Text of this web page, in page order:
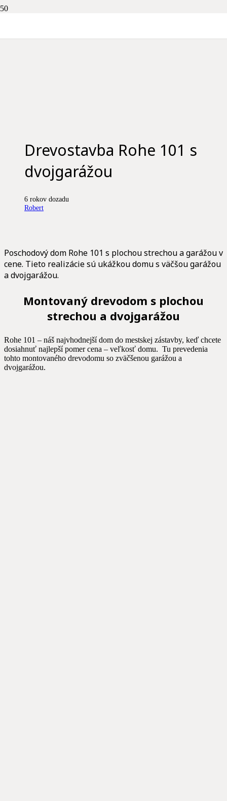
Drevostavba Rohe 101 s
dvojgarážou
6 rokov dozadu
Robert
Poschodový dom Rohe 101 s plochou strechou a garážou v
cene. Tieto realizácie sú ukážkou domu s väčšou garážou
a dvojgarážou.
Montovaný drevodom s plochou
strechou a dvojgarážou
Rohe 101 – náš najvhodnejší dom do mestskej zástavby, keď chcete
dosiahnuť najlepší pomer cena – veľkosť domu. Tu prevedenia
tohto montovaného drevodomu so zväčšenou garážou a
dvojgarážou.